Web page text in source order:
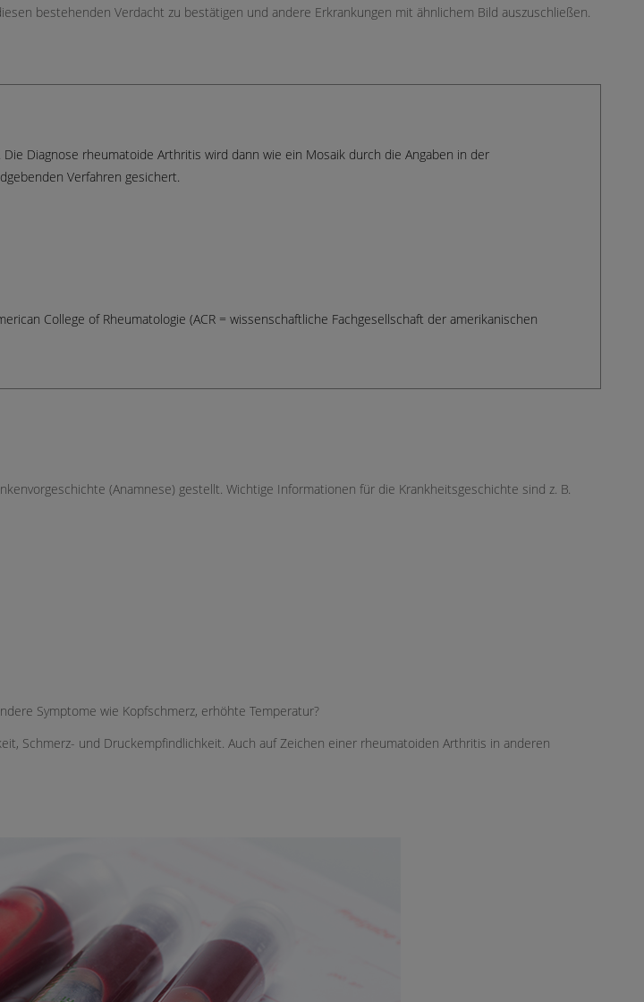
bestehenden Verdacht zu bestätigen und andere Erkrankungen mit ähnlichem Bild auszuschließen.
Diagnose rheumatoide Arthritis wird dann wie ein Mosaik durch die Angaben in der
Verfahren gesichert.
College of Rheumatologie (ACR = wissenschaftliche Fachgesellschaft der amerikanischen
(Anamnese) gestellt. Wichtige Informationen für die Krankheitsgeschichte sind z. B.
Symptome wie Kopfschmerz, erhöhte Temperatur?
Schmerz- und Druckempfindlichkeit. Auch auf Zeichen einer rheumatoiden Arthritis in anderen